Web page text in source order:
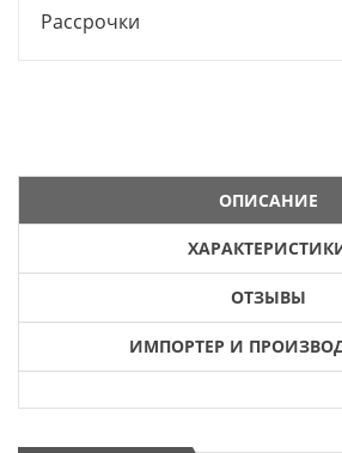
Рассрочки
ОПИСАНИЕ
ОТЗЫВЫ
ИМПОРТЕР И